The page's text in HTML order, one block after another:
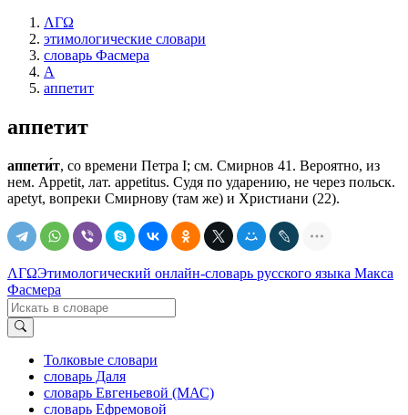
ΛΓΩ
этимологические словари
словарь Фасмера
А
аппетит
аппетит
аппети́т, со времени Петра I; см. Смирнов 41. Вероятно, из
нем. Appetit, лат. appetitus. Судя по ударению, не через польск.
apetyt, вопреки Смирнову (там же) и Христиани (22).
ΛΓΩЭтимологический онлайн-словарь русского языка Макса
Фасмера
Толковые словари
словарь Даля
словарь Евгеньевой (МАС)
словарь Ефремовой